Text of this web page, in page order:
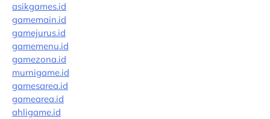
asikgames.id
gamemain.id
gamejurus.id
gamemenu.id
gamezona.id
murnigame.id
gamesarea.id
gamearea.id
ahligame.id